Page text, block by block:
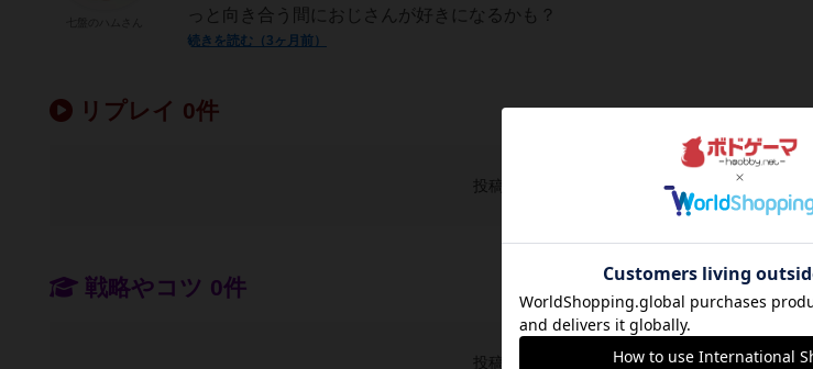
っと向き合う間におじさんが好きになるかも？
続きを読む（3ヶ月前）
リプレイ 0件
投稿を募集しています
戦略やコツ 0件
投稿を募集しています